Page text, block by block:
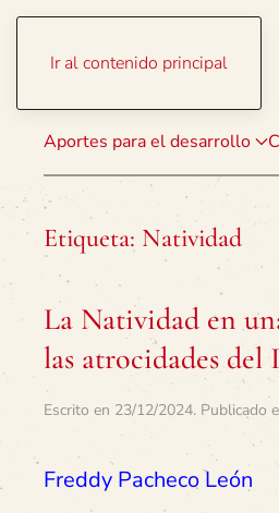
Ir al contenido principal
Aportes para el desarrollo
Etiqueta: Natividad
La Natividad en
las atrocidades
Escrito en 23/12/2024. Publicado
Freddy Pacheco León